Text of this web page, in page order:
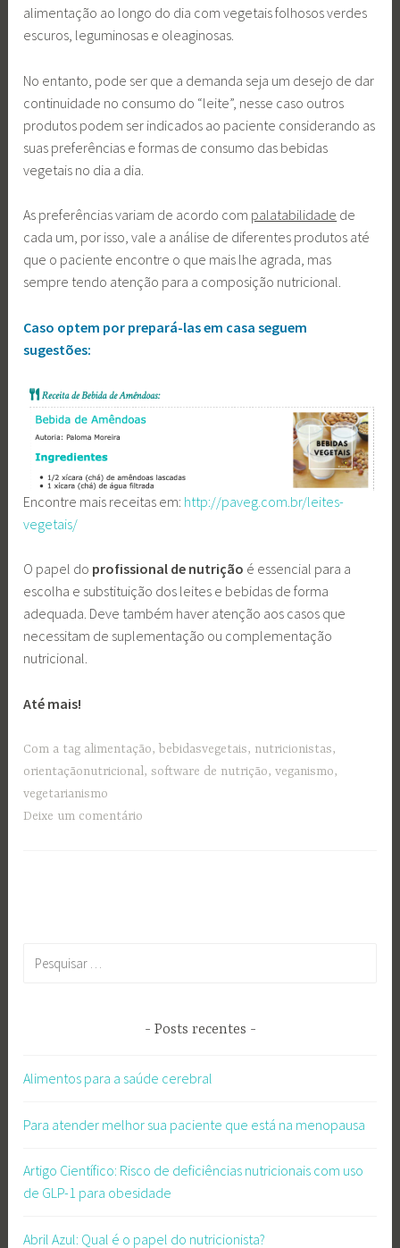
alimentação ao longo do dia com vegetais folhosos verdes
escuros, leguminosas e oleaginosas.
No entanto, pode ser que a demanda seja um desejo de dar
continuidade no consumo do “leite”, nesse caso outros
produtos podem ser indicados ao paciente considerando as
suas preferências e formas de consumo das bebidas
vegetais no dia a dia.
As preferências variam de acordo com palatabilidade de
cada um, por isso, vale a análise de diferentes produtos até
que o paciente encontre o que mais lhe agrada, mas
sempre tendo atenção para a composição nutricional.
Caso optem por prepará-las em casa seguem
sugestões:
Encontre mais receitas em: http://paveg.com.br/leites-
vegetais/
O papel do profissional de nutrição é essencial para a
escolha e substituição dos leites e bebidas de forma
adequada. Deve também haver atenção aos casos que
necessitam de suplementação ou complementação
nutricional.
Até mais!
Com a tag alimentação, bebidasvegetais, nutricionistas,
orientaçãonutricional,software de nutrição,veganismo,
vegetarianismo
Deixe um comentário
Posts recentes
Alimentos para a saúde cerebral
Para atender melhor sua paciente que está na menopausa
Artigo Científico: Risco de deficiências nutricionais com uso
de GLP-1 para obesidade
Abril Azul: Qual é o papel do nutricionista?